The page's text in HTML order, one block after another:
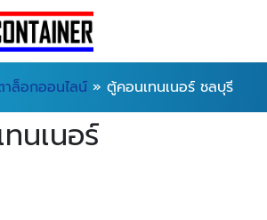
ล็อกออนไลน์ » ตู้คอนเทนเนอร์ ชลบุรี
นเนอร์